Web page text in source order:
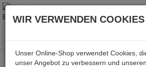
Menü
WIR VERWENDEN COOKIES
Unser Online-Shop verwendet Cookies,
unser Angebot zu verbessern und